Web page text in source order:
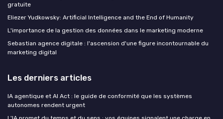
gratuite
Eliezer Yudkowsky: Artificial Intelligence and the End of Humanity
L'importance de la gestion des données dans le marketing moderne
Sebastian agence digitale : l'ascension d'une figure incontournable du
marketing digital
Les derniers articles
IA agentique et AI Act : le guide de conformité que les systèmes
autonomes rendent urgent